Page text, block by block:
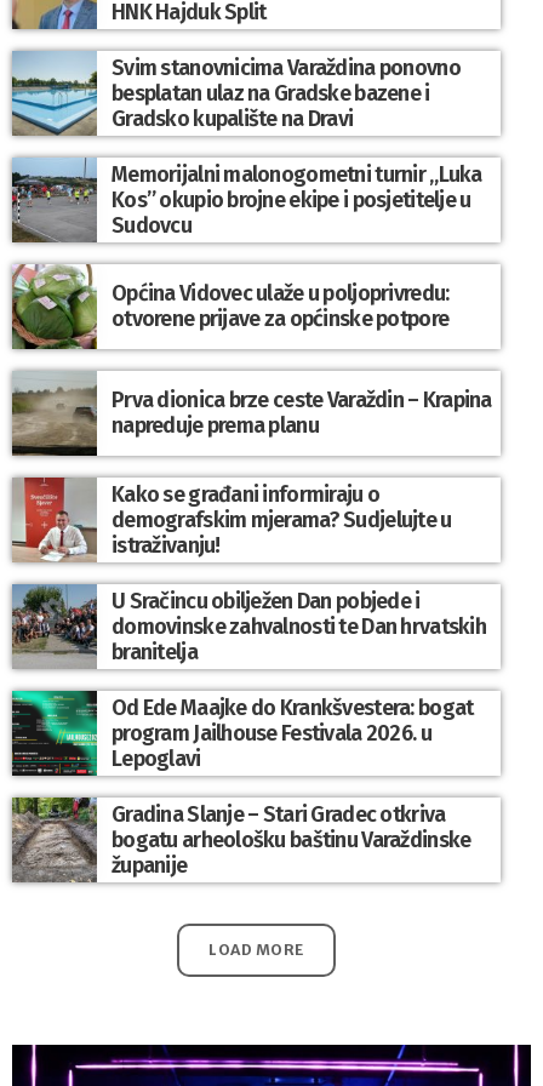
HNK Hajduk Split
Svim stanovnicima Varaždina ponovno
besplatan ulaz na Gradske bazene i
Gradsko kupalište na Dravi
Memorijalni malonogometni turnir „Luka
Kos” okupio brojne ekipe i posjetitelje u
Sudovcu
Općina Vidovec ulaže u poljoprivredu:
otvorene prijave za općinske potpore
Prva dionica brze ceste Varaždin – Krapina
napreduje prema planu
Kako se građani informiraju o
demografskim mjerama? Sudjelujte u
istraživanju!
U Sračincu obilježen Dan pobjede i
domovinske zahvalnosti te Dan hrvatskih
branitelja
Od Ede Maajke do Krankšvestera: bogat
program Jailhouse Festivala 2026. u
Lepoglavi
Gradina Slanje – Stari Gradec otkriva
bogatu arheološku baštinu Varaždinske
županije
LOAD MORE